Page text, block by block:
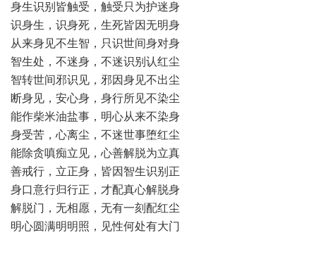
身生识别皆触受，触受只为护迷身
识身生，识身死，生死皆因无明身
从来身见不生智，只识世间身对身
智生处，不迷身，不迷识别认红尘
智转世间邪识见，邪因身见不出尘
断身见，安心身，身行所见不染尘
能作柴米油盐事，明心从来不染身
身受苦，心离尘，不迷世事堕红尘
能除贪嗔痴立见，心善解脱为立真
善戒行，立正身，皆因智生识别正
身口意行归行正，才配真心解脱身
解脱门，无相愿，无有一刻配红尘
明心圆满明明照，见性何处有大门